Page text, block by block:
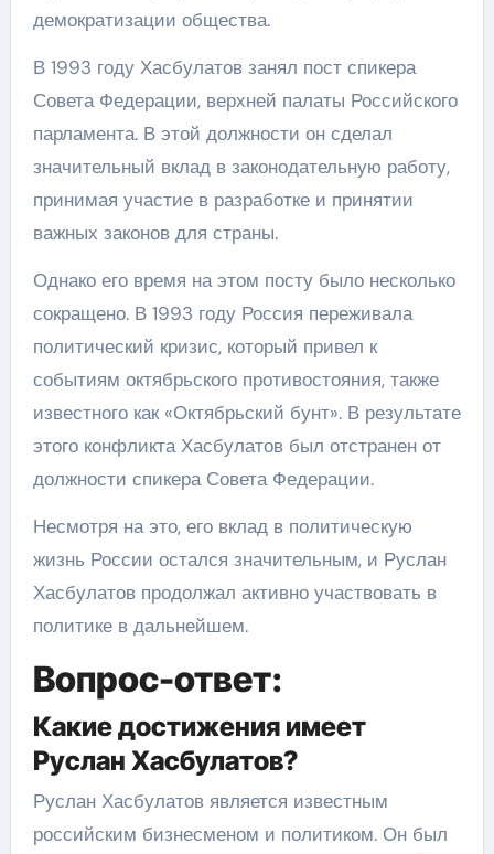
демократизации общества.
В 1993 году Хасбулатов занял пост спикера
Совета Федерации, верхней палаты Российского
парламента. В этой должности он сделал
значительный вклад в законодательную работу,
принимая участие в разработке и принятии
важных законов для страны.
Однако его время на этом посту было несколько
сокращено. В 1993 году Россия переживала
политический кризис, который привел к
событиям октябрьского противостояния, также
известного как «Октябрьский бунт». В результате
этого конфликта Хасбулатов был отстранен от
должности спикера Совета Федерации.
Несмотря на это, его вклад в политическую
жизнь России остался значительным, и Руслан
Хасбулатов продолжал активно участвовать в
политике в дальнейшем.
Вопрос-ответ:
Какие достижения имеет
Руслан Хасбулатов?
Руслан Хасбулатов является известным
российским бизнесменом и политиком. Он был